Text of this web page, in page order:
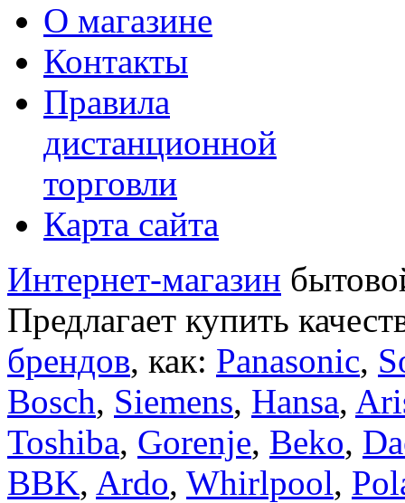
О магазине
Контакты
Правила
дистанционной
торговли
Карта сайта
Интернет-магазин
Предлагает купить
брендов, как: Panasonic,
Bosch, Siemens, Hansa,
Toshiba, Gorenje, Beko,
BBK, Ardo, Whirlpool,